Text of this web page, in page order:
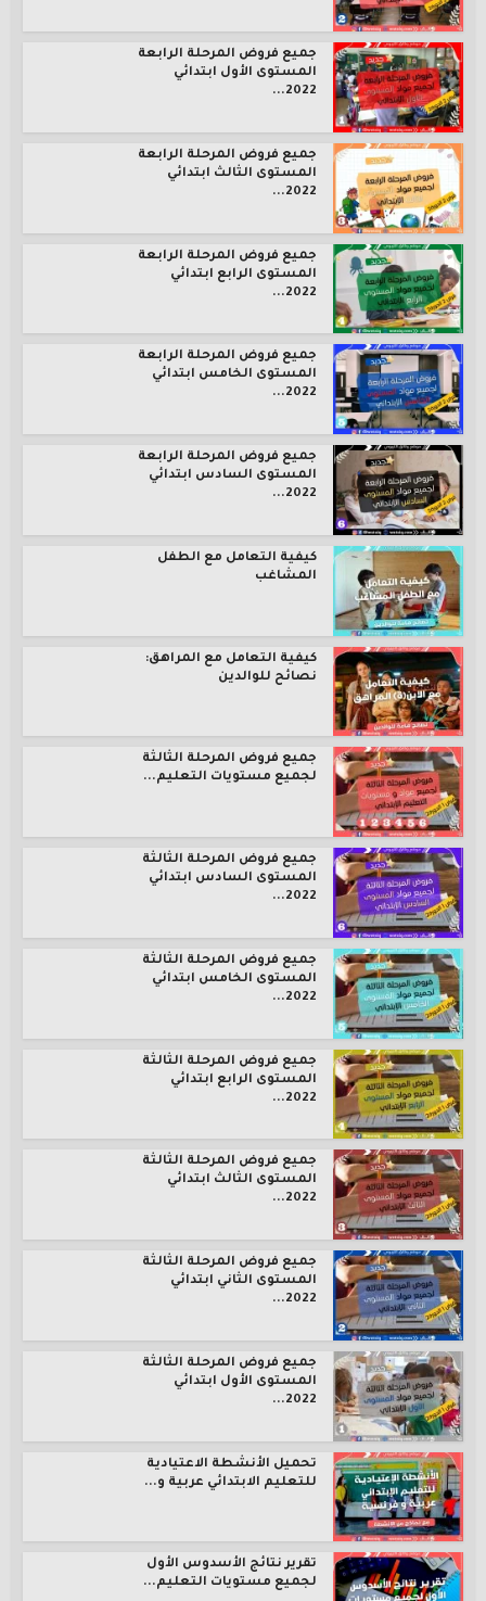
جميع فروض المرحلة الرابعة
المستوى الأول ابتدائي
2022...
جميع فروض المرحلة الرابعة
المستوى الثالث ابتدائي
2022...
جميع فروض المرحلة الرابعة
المستوى الرابع ابتدائي
2022...
جميع فروض المرحلة الرابعة
المستوى الخامس ابتدائي
2022...
جميع فروض المرحلة الرابعة
المستوى السادس ابتدائي
2022...
كيفية التعامل مع الطفل
المشاغب
كيفية التعامل مع المراهق:
نصائح للوالدين
جميع فروض المرحلة الثالثة
لجميع مستويات التعليم...
جميع فروض المرحلة الثالثة
المستوى السادس ابتدائي
2022...
جميع فروض المرحلة الثالثة
المستوى الخامس ابتدائي
2022...
جميع فروض المرحلة الثالثة
المستوى الرابع ابتدائي
2022...
جميع فروض المرحلة الثالثة
المستوى الثالث ابتدائي
2022...
جميع فروض المرحلة الثالثة
المستوى الثاني ابتدائي
2022...
جميع فروض المرحلة الثالثة
المستوى الأول ابتدائي
2022...
تحميل الأنشطة الاعتيادية
للتعليم الابتدائي عربية و...
تقرير نتائج الأسدوس الأول
لجميع مستويات التعليم...